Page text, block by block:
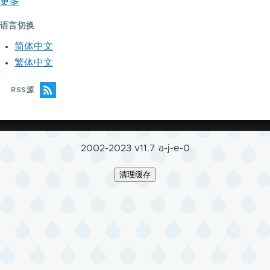
语言切换
简体中文
繁体中文
RSS源
2002-2023 v11.7 a-j-e-0